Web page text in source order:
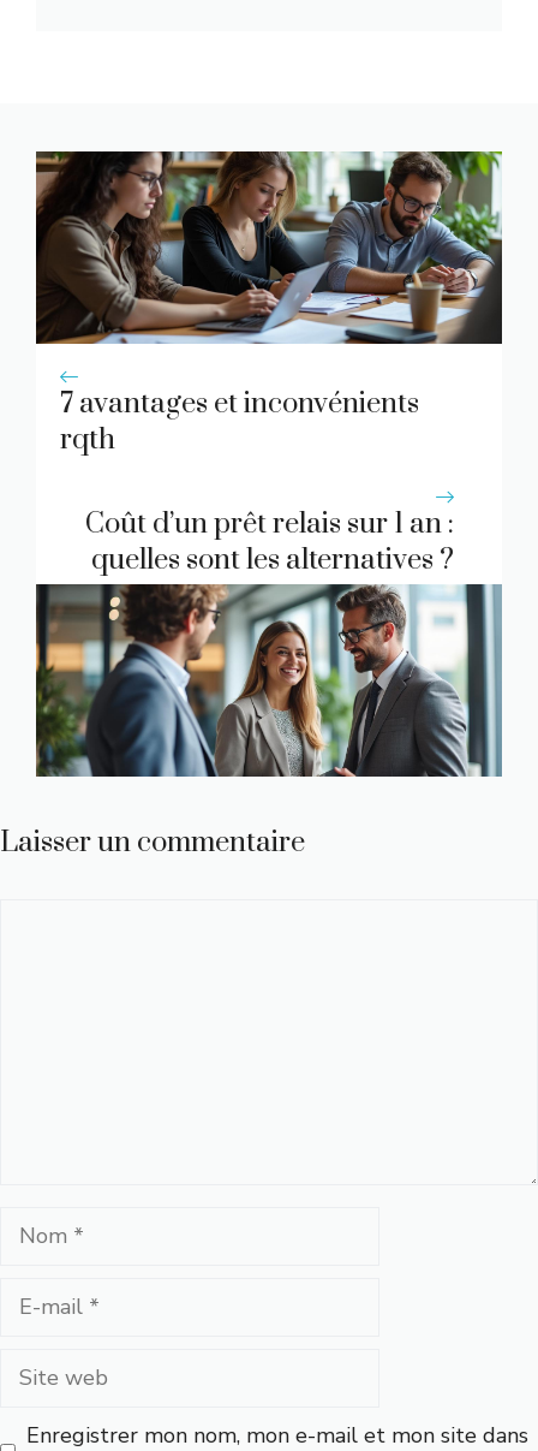
7 avantages et inconvénients
rqth
Coût d’un prêt relais sur 1 an :
quelles sont les alternatives ?
Laisser un commentaire
Nom
Site
Enregistrer mon nom, mon e-mail et mon site dans